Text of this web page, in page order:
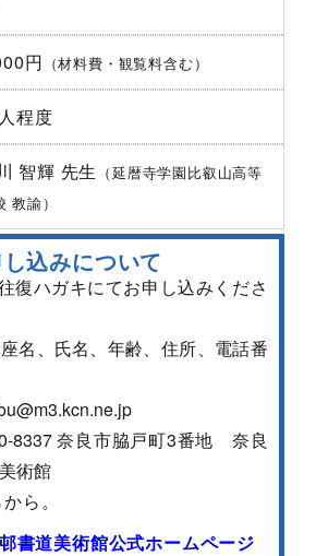
円 （材料費・観覧料含む）
程度
智輝 先生 （延暦寺学園比叡山高等
教諭）
込みについて
復ハガキにてお申し込みくださ
座名、氏名、年齢、住所、電話番
8337 奈良市脇戸町3番地 奈良
術館
ら。
書道美術館公式ホームページ